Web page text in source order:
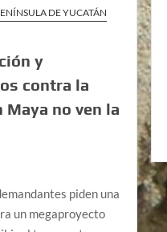
DE YUCATÁN
y
contra la
no ven la
piden una
un megaproyecto